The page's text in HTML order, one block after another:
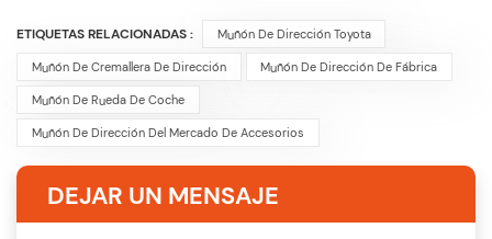
ETIQUETAS RELACIONADAS : Muñón De Dirección Toyota
Muñón De Cremallera De Dirección Muñón De Dirección De Fábrica
Muñón De Rueda De Coche
Muñón De Dirección Del Mercado De Accesorios
DEJAR UN MENSAJE